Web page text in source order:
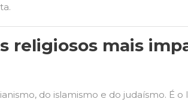
religiosos mais
do islamismo e do judaísmo. É